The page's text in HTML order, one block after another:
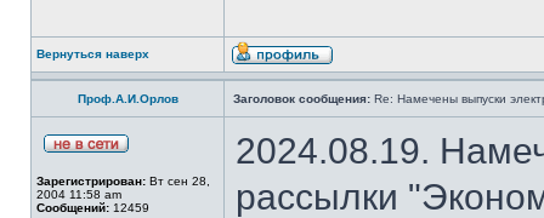
Вернуться наверх
Проф.А.И.Орлов Заголовок сообщения: Re: Намечены выпуски
Зарегистрирован: Вт сен 28,
2004 11:58 am
Сообщений: 12459
2024.08.19.
рассылки